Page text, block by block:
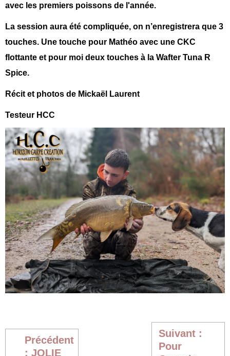
avec les premiers poissons de l'année.
La session aura été compliquée, on n’enregistrera que 3
touches. Une touche pour Mathéo avec une CKC
flottante et pour moi deux touches à la Wafter Tuna R
Spice.
Récit et photos de Mickaël Laurent
Testeur HCC
Précédent
: JOLIE
Suivant :
Pour